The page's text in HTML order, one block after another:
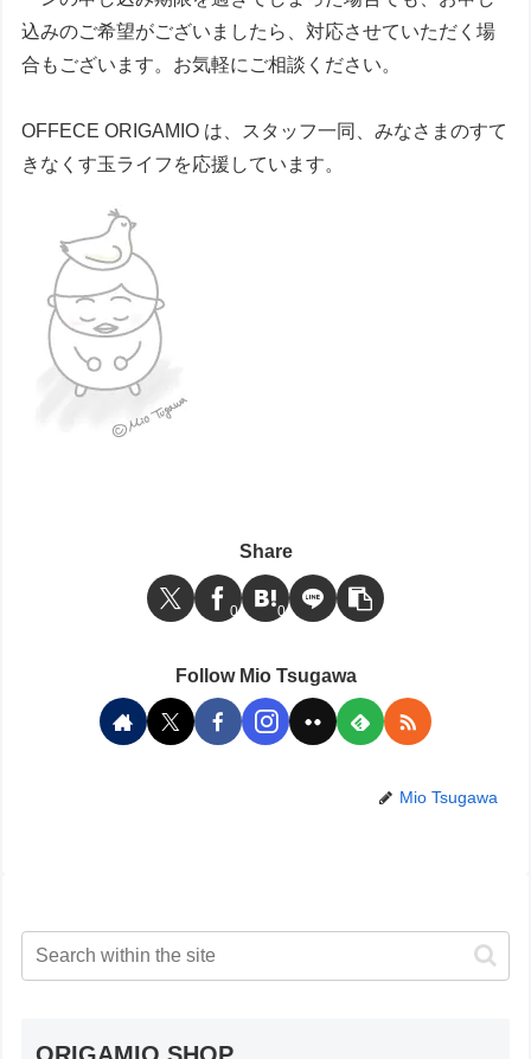
込みのご希望がございましたら、対応させていただく場
合もございます。お気軽にご相談ください。
OFFECE ORIGAMIO は、スタッフ一同、みなさまのすて
きなくす玉ライフを応援しています。
Share
0 0
Follow Mio Tsugawa
Mio Tsugawa